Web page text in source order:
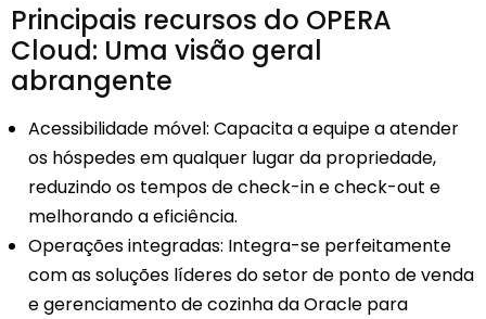
Principais recursos do OPERA
Cloud: Uma visão geral
abrangente
Acessibilidade móvel: Capacita a equipe a atender
os hóspedes em qualquer lugar da propriedade,
reduzindo os tempos de check-in e check-out e
melhorando a eficiência.
Operações integradas: Integra-se perfeitamente
com as soluções líderes do setor de ponto de venda
e gerenciamento de cozinha da Oracle para